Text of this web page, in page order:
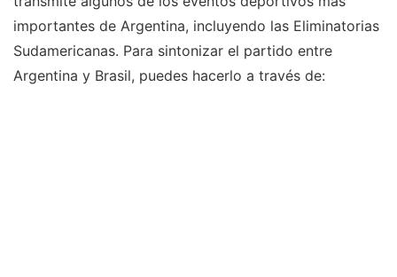
importantes de Argentina, incluyendo las Eliminatorias
Sudamericanas. Para sintonizar el partido entre
Argentina y Brasil, puedes hacerlo a través de: